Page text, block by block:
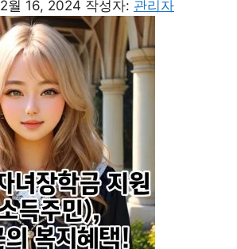
2월 16, 2024 작성자: 관리자